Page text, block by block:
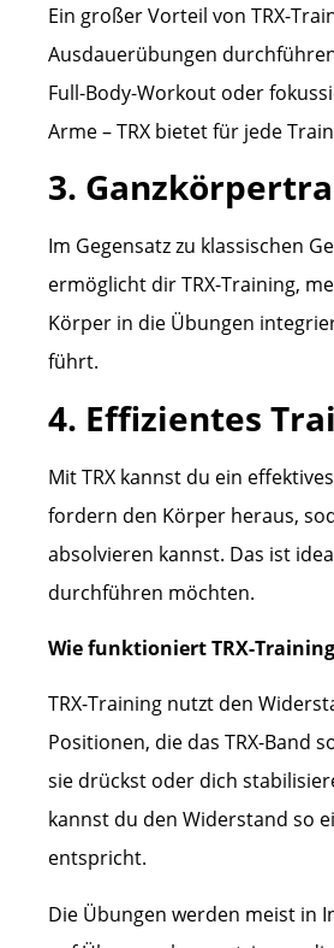
Ein großer Vorteil von TRX-
Ausdauerübungen
Full-Body-Workout oder
Arme – TRX bietet für jede
3.
Im Gegensatz zu klassischen
ermöglicht dir TRX-Training,
Körper in die Übungen
führt.
4. Effizientes
Mit TRX kannst du ein
fordern den Körper heraus,
absolvieren kannst. Das ist
durchführen möchten.
Wie funktioniert TRX-
TRX-Training nutzt den
Positionen, die das TRX-Band
sie drückst oder dich
kannst du den Widerstand so
entspricht.
Die Übungen werden meist in